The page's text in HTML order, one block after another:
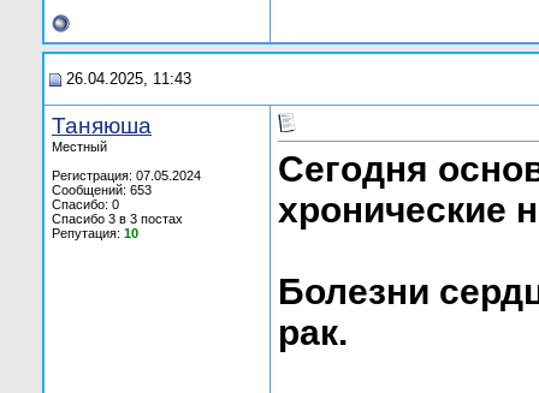
26.04.2025, 11:43
Таняюша
Местный
Регистрация: 07.05.2024
Сообщений: 653
Спасибо: 0
Спасибо 3 в 3 постах
Репутация: 10
Сегодня
хронические
Болезни
рак.